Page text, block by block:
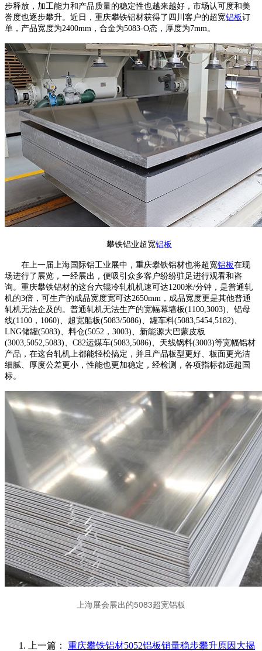
步释放，加工能力和产品质量的稳定性也越来越好，市场认可度和美
誉度也逐步攀升。近日，重庆攀铁铝材获得了四川客户的超宽铝板订
单，产品宽度为2400mm，合金为5083-O态，厚度为7mm。
攀铁铝业超宽铝板
在上一届上海国际铝工业展中，重庆攀铁铝材也将超宽铝板在现
场进行了展览，一经展出，便吸引众多客户纷纷驻足进行观看和咨
询。重庆攀铁铝材的这台六辊冷轧机机速可达1200米/分钟，是普通轧
机的3倍，可生产的成品宽度宽可达2650mm，成品宽度更是其他普通
轧机无法企及的。普通轧机无法生产的宽幅幕墙板(1100,3003)、铝母
线(1100，1060)、超宽船板(5083/5086)、罐车料(5083,5454,5182)、
LNG储罐(5083)、料仓(5052，3003)、新能源大巴蒙皮板
(3003,5052,5083)、C82运煤车(5083,5086)、天线锅料(3003)等宽幅铝材
产品，在这台轧机上都能轻松搞定，并且产品板型更好、板面更光洁
细腻、厚度公差更小，性能也更加稳定，经检测，各项指标都远超国
标。
上海展会展出的5083超宽铝板
上一篇：
重庆攀铁铝材5052铝板销量稳步攀升原因大揭